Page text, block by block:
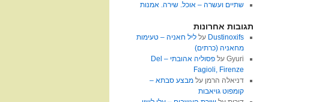
שתיים ועשרה – אוכל. שירה. אמנות
תגובות אחרונות
Dustinoxifs על ליל חאניה – טעימות
מחאניה (כרתים)
Gyuriעל
פסוליה אהובתי – Del
Fagioli, Firenze
דניאלה הרמן על מבצע סבתא –
קומפוט גויאבות